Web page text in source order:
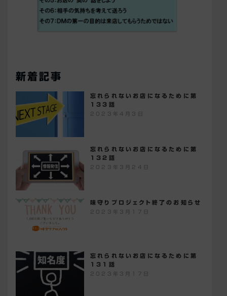
新着記事
忘れられないお店になるために第
133話
2023年4月3日
忘れられないお店になるために第
132話
2023年3月24日
味守りプロジェクト終了のお知らせ
2023年3月17日
忘れられないお店になるために第
131話
2023年3月17日